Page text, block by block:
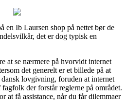
en Ib Laursen shop på nettet bør de
det er dog typisk en
at se nærmere på hvorvidt internet
det generelt er et billede på at
lovgivning, foruden at internet
der forstår reglerne på området.
at få assistance, når du får dilemmaer